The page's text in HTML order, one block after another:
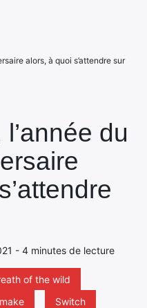
du
- 4 minutes de lecture
of the wild
Switch
alors, à quoi s’attendre sur